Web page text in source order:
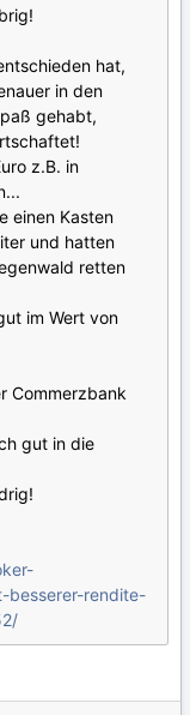
hat,
in den
gehabt,
z.B. in
einen Kasten
und hatten
retten
im Wert von
Commerzbank
gut in die
besserer-rendite-